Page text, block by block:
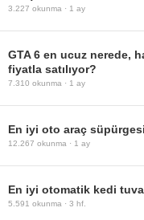
3.227 okunma · 1 ay
GTA 6 en ucuz nerede,
fiyatla satılıyor?
7.310 okunma · 1 ay
En iyi oto araç
12.267 okunma · 1 ay
En iyi otomatik kedi
5.591 okunma · 3 hf.